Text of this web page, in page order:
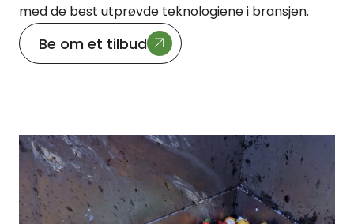
med de best utprøvde teknologiene i bransjen.
Be om et tilbud